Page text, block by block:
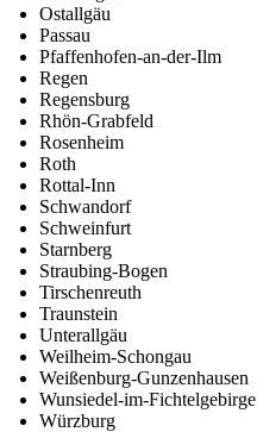
Ostallgäu
Passau
Pfaffenhofen-an-der-Ilm
Regen
Regensburg
Rhön-Grabfeld
Rosenheim
Roth
Rottal-Inn
Schwandorf
Schweinfurt
Starnberg
Straubing-Bogen
Tirschenreuth
Traunstein
Unterallgäu
Weilheim-Schongau
Weißenburg-Gunzenhausen
Wunsiedel-im-Fichtelgebirge
Würzburg